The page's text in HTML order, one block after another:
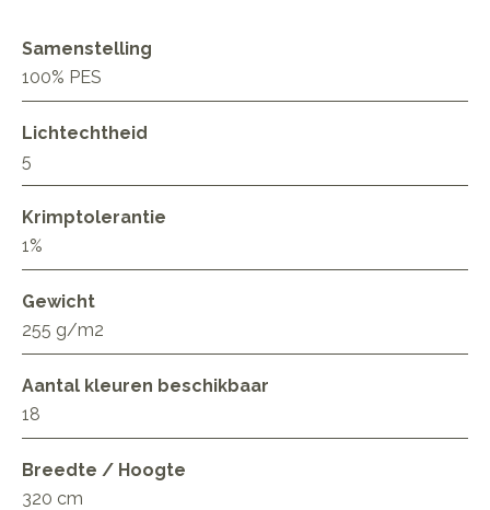
Samenstelling
100% PES
Lichtechtheid
5
Krimptolerantie
1%
Gewicht
255 g/m2
Aantal kleuren beschikbaar
18
Breedte / Hoogte
320 cm